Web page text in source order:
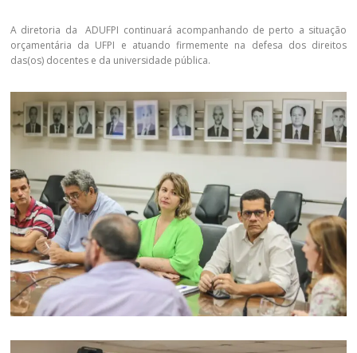
A diretoria da ADUFPI continuará acompanhando de perto a situação
orçamentária da UFPI e atuando firmemente na defesa dos direitos
das(os) docentes e da universidade pública.